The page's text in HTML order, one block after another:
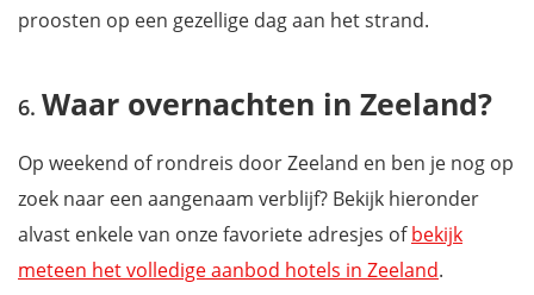
proosten op een gezellige dag aan het strand.
Waar overnachten in Zeeland?
Op weekend of rondreis door Zeeland en ben je nog op
zoek naar een aangenaam verblijf? Bekijk hieronder
alvast enkele van onze favoriete adresjes ofbekijk
meteen het volledige aanbod hotels in Zeeland.